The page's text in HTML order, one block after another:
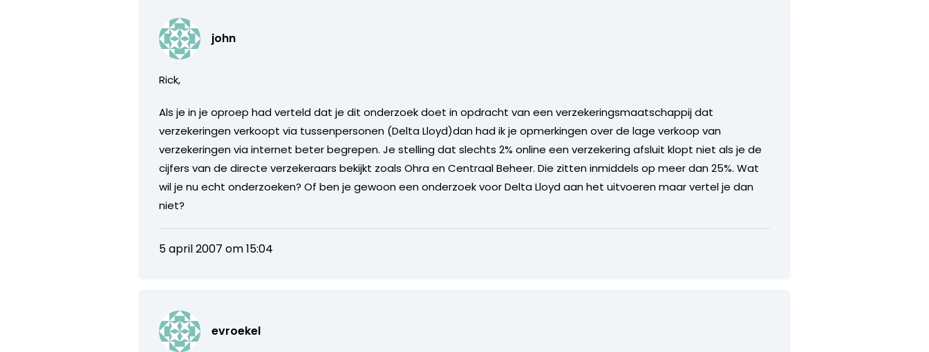
john
Rick,
Als je in je oproep had verteld dat je dit onderzoek doet in opdracht van een verzekeringsmaatschappij dat
verzekeringen verkoopt via tussenpersonen (Delta Lloyd)dan had ik je opmerkingen over de lage verkoop van
verzekeringen via internet beter begrepen. Je stelling dat slechts 2% online een verzekering afsluit klopt niet als je de
cijfers van de directe verzekeraars bekijkt zoals Ohra en Centraal Beheer. Die zitten inmiddels op meer dan 25%. Wat
wil je nu echt onderzoeken? Of ben je gewoon een onderzoek voor Delta Lloyd aan het uitvoeren maar vertel je dan
niet?
5 april 2007 om 15:04
evroekel